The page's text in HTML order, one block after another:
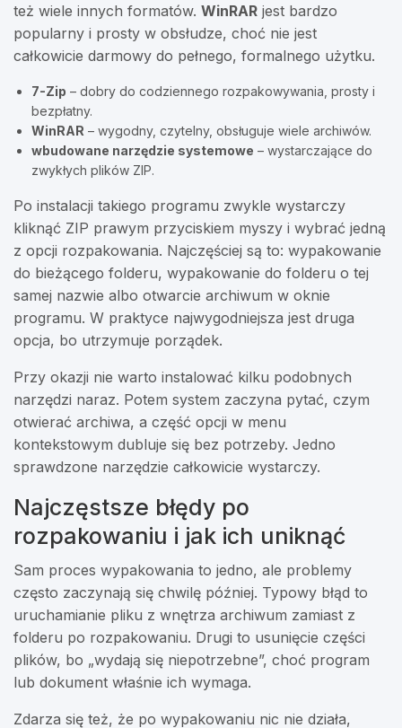
też wiele innych formatów. WinRAR jest bardzo
popularny i prosty w obsłudze, choć nie jest
całkowicie darmowy do pełnego, formalnego użytku.
7-Zip – dobry do codziennego rozpakowywania, prosty i
bezpłatny.
WinRAR – wygodny, czytelny, obsługuje wiele archiwów.
wbudowane narzędzie systemowe – wystarczające do
zwykłych plików ZIP.
Po instalacji takiego programu zwykle wystarczy
kliknąć ZIP prawym przyciskiem myszy i wybrać jedną
z opcji rozpakowania. Najczęściej są to: wypakowanie
do bieżącego folderu, wypakowanie do folderu o tej
samej nazwie albo otwarcie archiwum w oknie
programu. W praktyce najwygodniejsza jest druga
opcja, bo utrzymuje porządek.
Przy okazji nie warto instalować kilku podobnych
narzędzi naraz. Potem system zaczyna pytać, czym
otwierać archiwa, a część opcji w menu
kontekstowym dubluje się bez potrzeby. Jedno
sprawdzone narzędzie całkowicie wystarczy.
Najczęstsze błędy po
rozpakowaniu i jak ich uniknąć
Sam proces wypakowania to jedno, ale problemy
często zaczynają się chwilę później. Typowy błąd to
uruchamianie pliku z wnętrza archiwum zamiast z
folderu po rozpakowaniu. Drugi to usunięcie części
plików, bo „wydają się niepotrzebne”, choć program
lub dokument właśnie ich wymaga.
Zdarza się też, że po wypakowaniu nic nie działa,